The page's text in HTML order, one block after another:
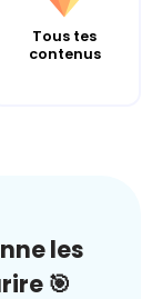
Tous tes
contenus
les
🎯